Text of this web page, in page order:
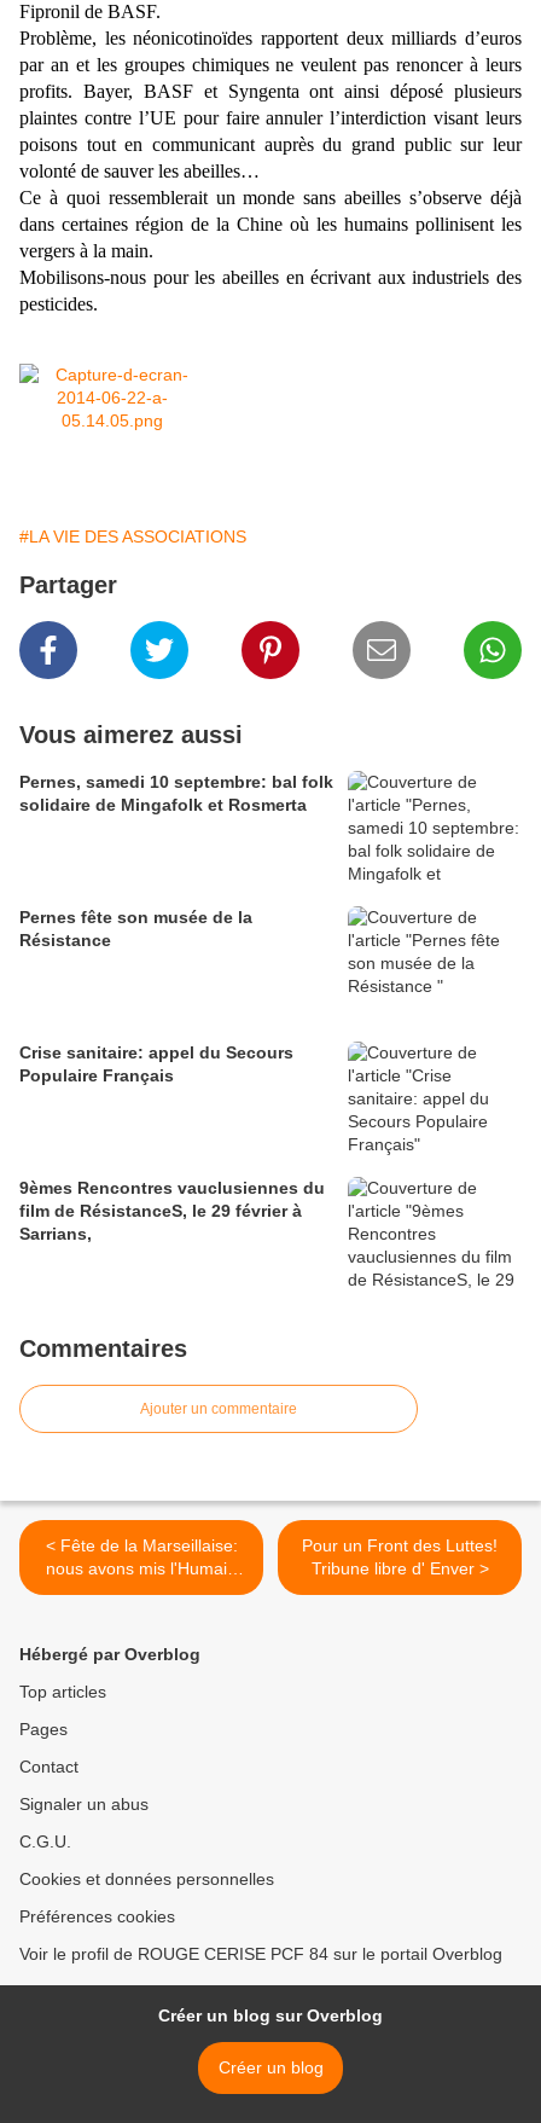
Fipronil de BASF.
Problème, les néonicotinoïdes rapportent deux milliards d’euros
par an et les groupes chimiques ne veulent pas renoncer à leurs
profits. Bayer, BASF et Syngenta ont ainsi déposé plusieurs
plaintes contre l’UE pour faire annuler l’interdiction visant leurs
poisons tout en communicant auprès du grand public sur leur
volonté de sauver les abeilles…
Ce à quoi ressemblerait un monde sans abeilles s’observe déjà
dans certaines région de la Chine où les humains pollinisent les
vergers à la main.
Mobilisons-nous pour les abeilles en écrivant aux industriels des
pesticides.
#LA VIE DES ASSOCIATIONS
Partager
Vous aimerez aussi
Pernes, samedi 10 septembre: bal folk
solidaire de Mingafolk et Rosmerta
Pernes fête son musée de la
Résistance
Crise sanitaire: appel du Secours
Populaire Français
9èmes Rencontres vauclusiennes du
film de RésistanceS, le 29 février à
Sarrians,
Commentaires
Ajouter un commentaire
< Fête de la Marseillaise:
nous avons mis l'Humain
d'abord.
Pour un Front des Luttes!
Tribune libre d' Enver >
Hébergé par Overblog
Top articles
Pages
Contact
Signaler un abus
C.G.U.
Cookies et données personnelles
Préférences cookies
Voir le profil de ROUGE CERISE PCF 84 sur le portail Overblog
Créer un blog sur Overblog
Créer un blog